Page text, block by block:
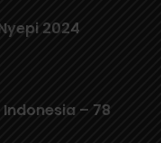
2024
– 78